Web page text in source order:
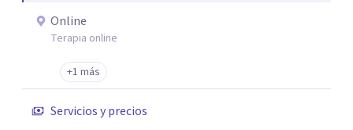
Online
Terapia online
+1 más
Servicios y precios